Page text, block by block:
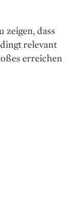
zeigen, dass
relevant
erreichen